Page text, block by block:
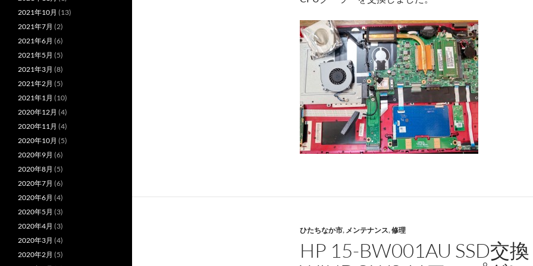
ひたちなか市, メンテナンス,修理
HP 15-BW001AU SSD交
2021年10月 (13)
2021年7月 (2)
2021年6月 (6)
2021年5月 (5)
2021年3月 (8)
2021年2月 (5)
2021年1月 (10)
2020年12月 (4)
2020年11月 (4)
2020年10月 (5)
2020年9月 (6)
2020年8月 (5)
2020年7月 (6)
2020年6月 (4)
2020年5月 (3)
2020年4月 (3)
2020年3月 (4)
2020年2月 (5)